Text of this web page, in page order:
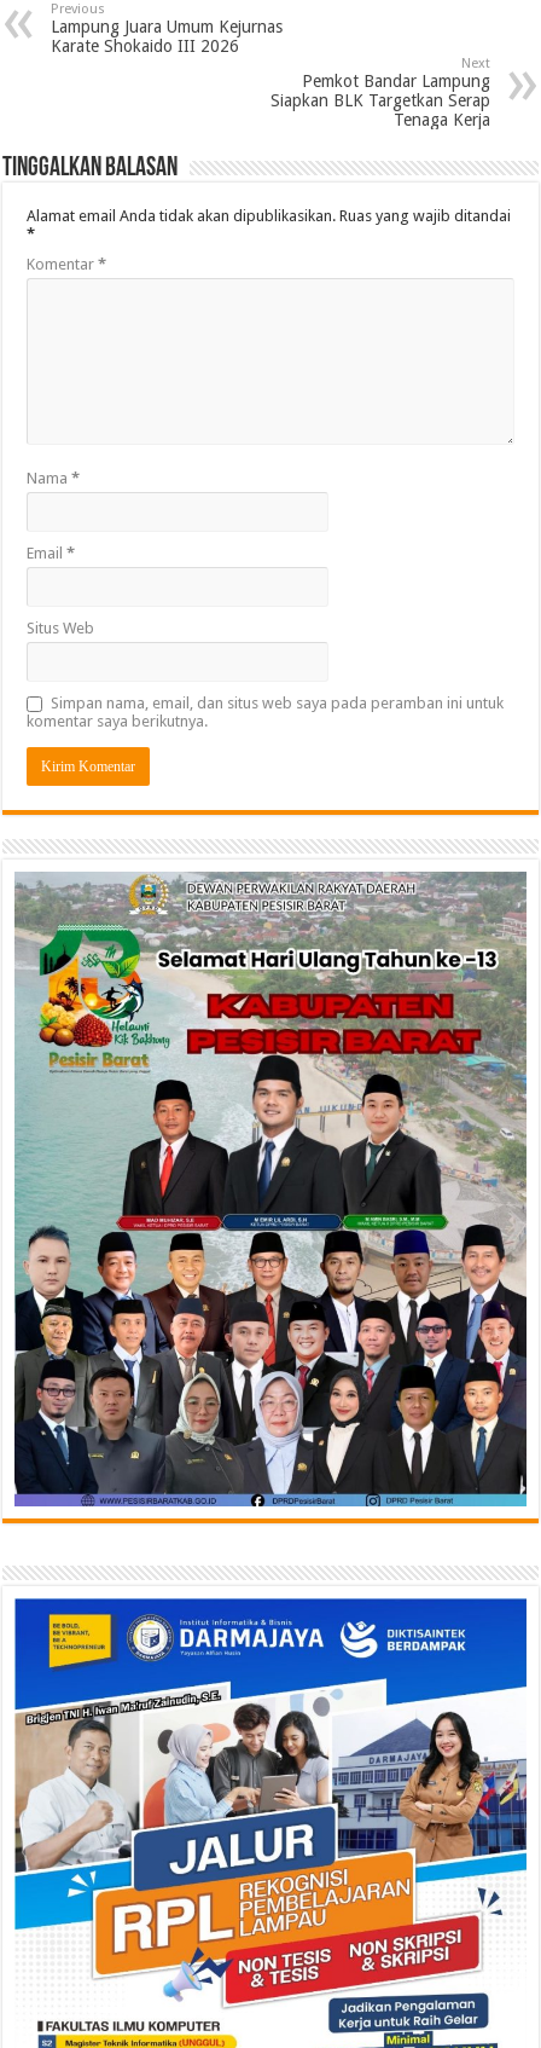
Previous
Lampung Juara Umum Kejurnas
Karate Shokaido III 2026
Next
Pemkot Bandar Lampung
Siapkan BLK Targetkan Serap
Tenaga Kerja
Tinggalkan Balasan
Alamat email Anda tidak akan dipublikasikan. Ruas yang wajib ditandai
*
Komentar*
Nama*
Email*
Situs Web
Simpan nama, email, dan situs web saya pada peramban ini untuk
komentar saya berikutnya.